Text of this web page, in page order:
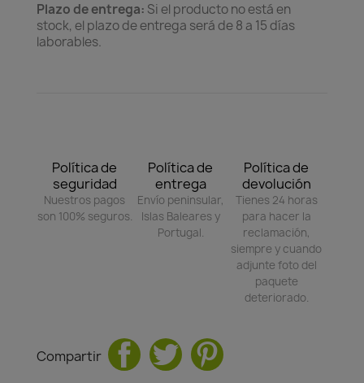
Plazo de entrega: Si el producto no está en
stock, el plazo de entrega será de 8 a 15 días
laborables.
Política de
seguridad
Nuestros pagos
son 100% seguros.
Política de
entrega
Envío peninsular,
Islas Baleares y
Portugal.
Política de
devolución
Tienes 24 horas
para hacer la
reclamación,
siempre y cuando
adjunte foto del
paquete
deteriorado.
Compartir